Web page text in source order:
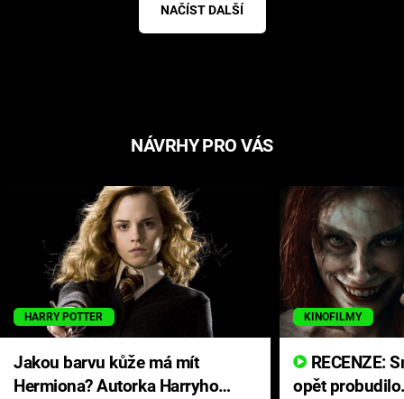
NAČÍST DALŠÍ
NÁVRHY PRO VÁS
HARRY POTTER
Jakou barvu kůže má mít
Hermiona? Autorka Harryho
KINOFILMY
opět